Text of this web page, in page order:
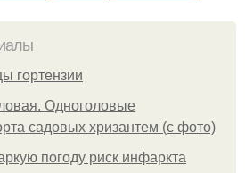
гортензии
Одноголовые
садовых хризантем (с фото)
погоду риск инфаркта